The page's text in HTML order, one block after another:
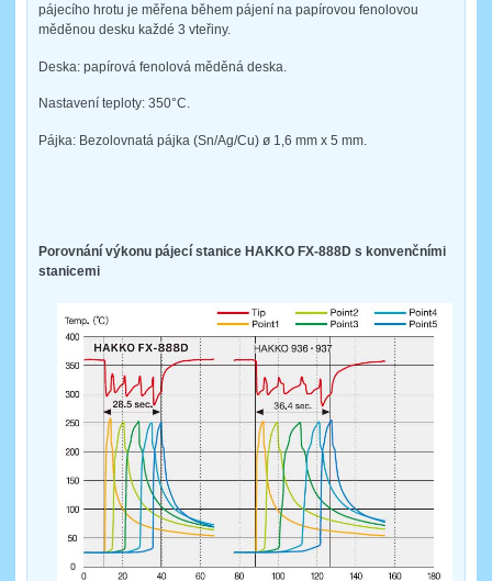
pájecího hrotu je měřena během pájení na papírovou fenolovou
měděnou desku každé 3 vteřiny.
Deska: papírová fenolová měděná deska.
Nastavení teploty: 350°C.
Pájka: Bezolovnatá pájka (Sn/Ag/Cu) ø 1,6 mm x 5 mm.
Porovnání výkonu pájecí stanice HAKKO FX-888D s konvenčními
stanicemi